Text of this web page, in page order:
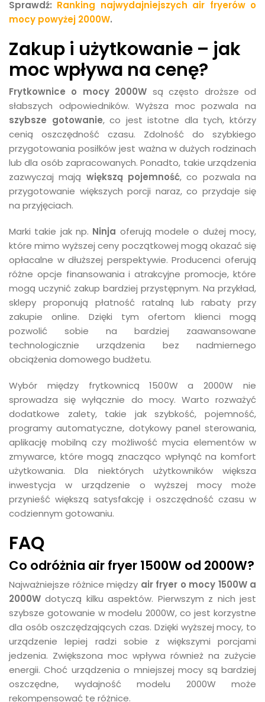
Sprawdź: Ranking najwydajniejszych air fryerów o
mocy powyżej 2000W.
Zakup i użytkowanie – jak
moc wpływa na cenę?
Frytkownice o mocy 2000W są często droższe od
słabszych odpowiedników. Wyższa moc pozwala na
szybsze gotowanie, co jest istotne dla tych, którzy
cenią oszczędność czasu. Zdolność do szybkiego
przygotowania posiłków jest ważna w dużych rodzinach
lub dla osób zapracowanych. Ponadto, takie urządzenia
zazwyczaj mają większą pojemność, co pozwala na
przygotowanie większych porcji naraz, co przydaje się
na przyjęciach.
Marki takie jak np. Ninja oferują modele o dużej mocy,
które mimo wyższej ceny początkowej mogą okazać się
opłacalne w dłuższej perspektywie. Producenci oferują
różne opcje finansowania i atrakcyjne promocje, które
mogą uczynić zakup bardziej przystępnym. Na przykład,
sklepy proponują płatność ratalną lub rabaty przy
zakupie online. Dzięki tym ofertom klienci mogą
pozwolić sobie na bardziej zaawansowane
technologicznie urządzenia bez nadmiernego
obciążenia domowego budżetu.
Wybór między frytkownicą 1500W a 2000W nie
sprowadza się wyłącznie do mocy. Warto rozważyć
dodatkowe zalety, takie jak szybkość, pojemność,
programy automatyczne, dotykowy panel sterowania,
aplikację mobilną czy możliwość mycia elementów w
zmywarce, które mogą znacząco wpłynąć na komfort
użytkowania. Dla niektórych użytkowników większa
inwestycja w urządzenie o wyższej mocy może
przynieść większą satysfakcję i oszczędność czasu w
codziennym gotowaniu.
FAQ
Co odróżnia air fryer 1500W od 2000W?
Najważniejsze różnice między air fryer o mocy 1500W a
2000W dotyczą kilku aspektów. Pierwszym z nich jest
szybsze gotowanie w modelu 2000W, co jest korzystne
dla osób oszczędzających czas. Dzięki wyższej mocy, to
urządzenie lepiej radzi sobie z większymi porcjami
jedzenia. Zwiększona moc wpływa również na zużycie
energii. Choć urządzenia o mniejszej mocy są bardziej
oszczędne, wydajność modelu 2000W może
rekompensować te różnice.